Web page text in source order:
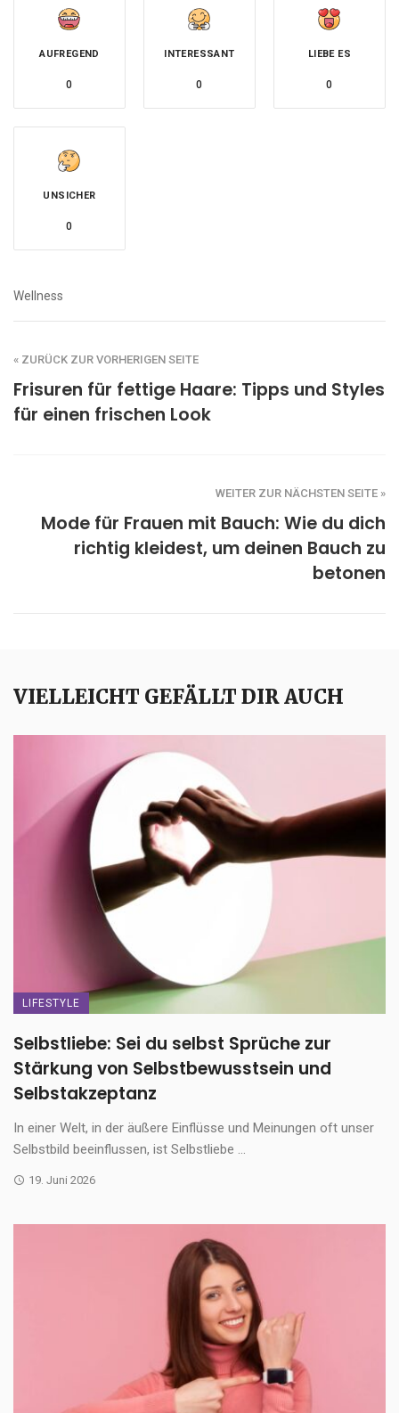
AUFREGEND
0
INTERESSANT
0
LIEBE ES
0
UNSICHER
0
Wellness
« ZURÜCK ZUR VORHERIGEN SEITE
Frisuren für fettige Haare: Tipps und Styles
für einen frischen Look
WEITER ZUR NÄCHSTEN SEITE »
Mode für Frauen mit Bauch: Wie du dich
richtig kleidest, um deinen Bauch zu
betonen
VIELLEICHT GEFÄLLT DIR AUCH
LIFESTYLE
Selbstliebe: Sei du selbst Sprüche zur
Stärkung von Selbstbewusstsein und
Selbstakzeptanz
In einer Welt, in der äußere Einflüsse und Meinungen oft unser
Selbstbild beeinflussen, ist Selbstliebe ...
19. Juni 2026